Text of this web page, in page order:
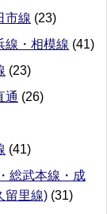
市線 (23)
線・相模線 (41)
(23)
通 (26)
(41)
総武本線・成
留里線) (31)